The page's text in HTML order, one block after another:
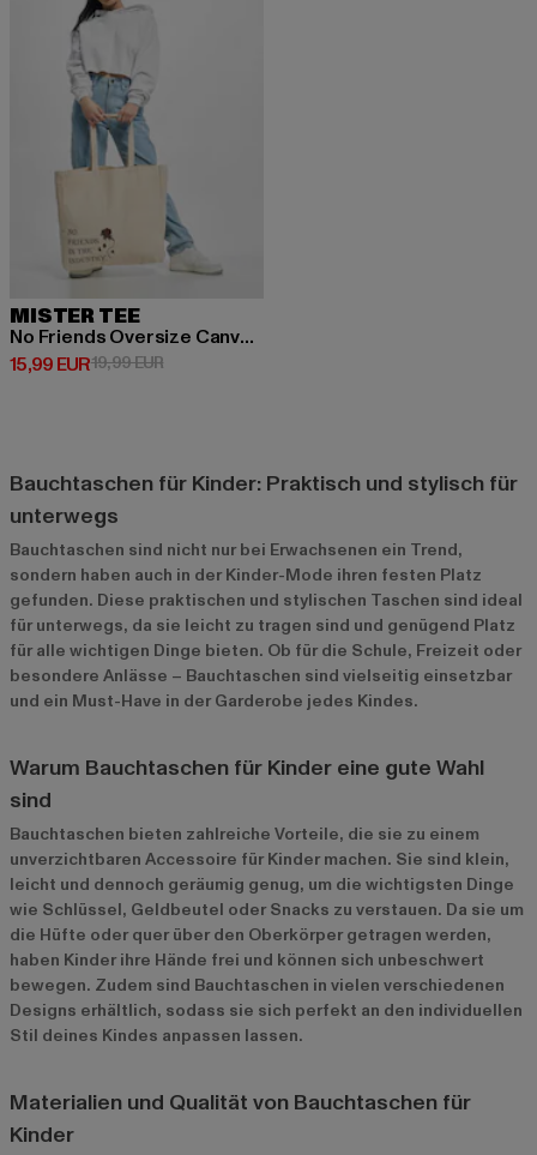
MISTER TEE
No Friends Oversize Canvas Tote Bag
15,99 EUR
Derzeitiger Preis: 15,99 EUR
19,99 EURAktionspreis: 19,99 EUR
Bauchtaschen für Kinder: Praktisch und stylisch für
unterwegs
Bauchtaschen sind nicht nur bei Erwachsenen ein Trend,
sondern haben auch in der Kinder-Mode ihren festen Platz
gefunden. Diese praktischen und stylischen Taschen sind ideal
für unterwegs, da sie leicht zu tragen sind und genügend Platz
für alle wichtigen Dinge bieten. Ob für die Schule, Freizeit oder
besondere Anlässe – Bauchtaschen sind vielseitig einsetzbar
und ein Must-Have in der Garderobe jedes Kindes.
Warum Bauchtaschen für Kinder eine gute Wahl
sind
Bauchtaschen bieten zahlreiche Vorteile, die sie zu einem
unverzichtbaren Accessoire für Kinder machen. Sie sind klein,
leicht und dennoch geräumig genug, um die wichtigsten Dinge
wie Schlüssel, Geldbeutel oder Snacks zu verstauen. Da sie um
die Hüfte oder quer über den Oberkörper getragen werden,
haben Kinder ihre Hände frei und können sich unbeschwert
bewegen. Zudem sind Bauchtaschen in vielen verschiedenen
Designs erhältlich, sodass sie sich perfekt an den individuellen
Stil deines Kindes anpassen lassen.
Materialien und Qualität von Bauchtaschen für
Kinder